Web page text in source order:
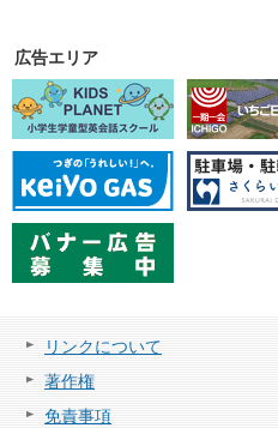
広告エリア
リンクについて
著作権
免責事項